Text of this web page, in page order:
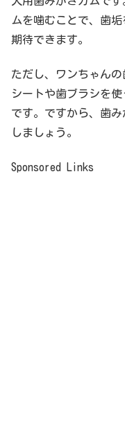
ムを噛むことで、歯
期待できます。
ただし、ワンちゃん
シートや歯ブラシを
です。ですから、歯
しましょう。
Sponsored Links